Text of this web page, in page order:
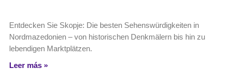
Entdecken Sie Skopje: Die besten Sehenswürdigkeiten in
Nordmazedonien – von historischen Denkmälern bis hin zu
lebendigen Marktplätzen.
Leer más »